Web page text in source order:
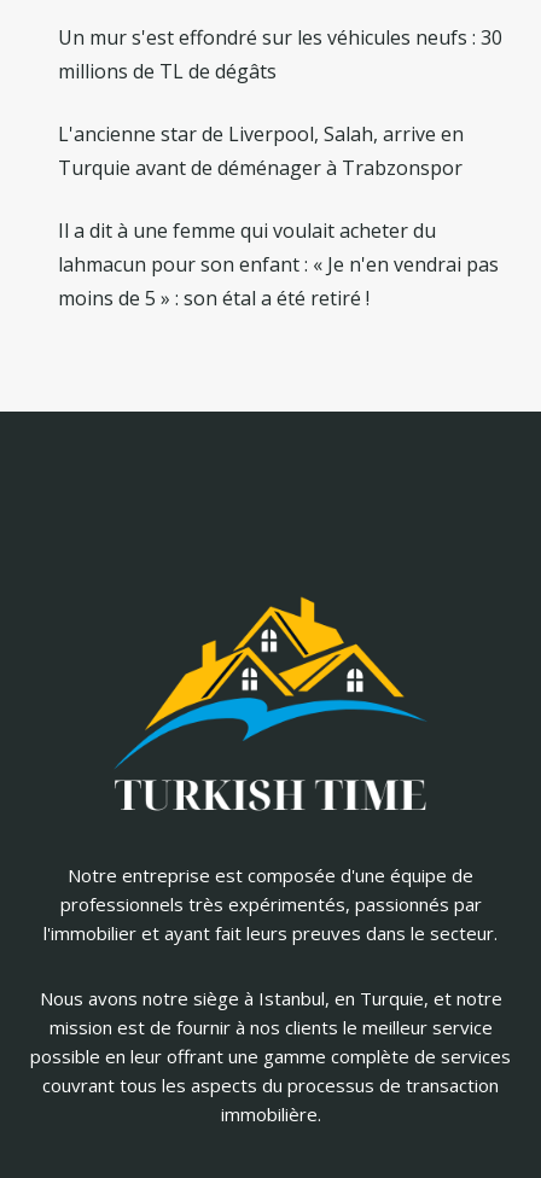
Un mur s'est effondré sur les véhicules neufs : 30
millions de TL de dégâts
L'ancienne star de Liverpool, Salah, arrive en
Turquie avant de déménager à Trabzonspor
Il a dit à une femme qui voulait acheter du
lahmacun pour son enfant : « Je n'en vendrai pas
moins de 5 » : son étal a été retiré !
Notre entreprise est composée d'une équipe de
professionnels très expérimentés, passionnés par
l'immobilier et ayant fait leurs preuves dans le secteur.
Nous avons notre siège à Istanbul, en Turquie, et notre
mission est de fournir à nos clients le meilleur service
possible en leur offrant une gamme complète de services
couvrant tous les aspects du processus de transaction
immobilière.